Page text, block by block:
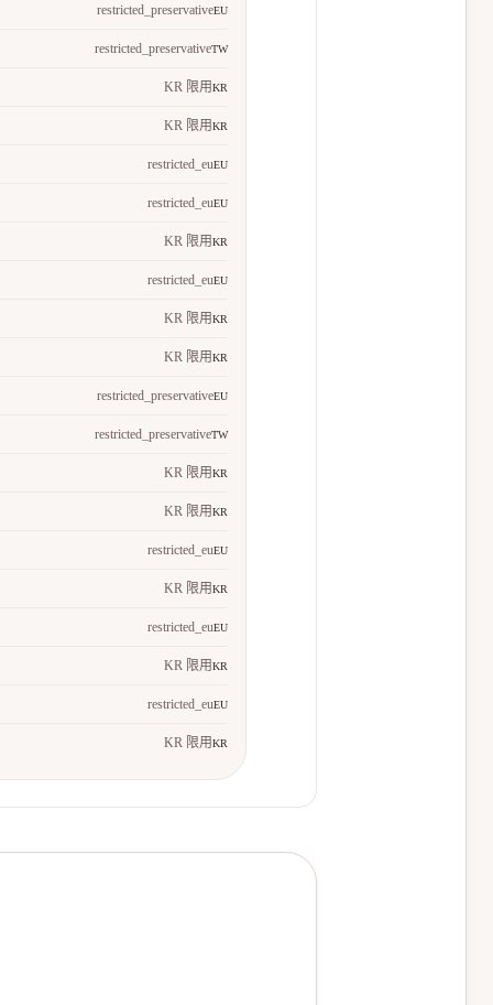
restricted_preservativeEU
restricted_preservativeTW
KR 限用KR
KR 限用KR
restricted_euEU
restricted_euEU
KR 限用KR
restricted_euEU
KR 限用KR
KR 限用KR
restricted_preservativeEU
restricted_preservativeTW
KR 限用KR
KR 限用KR
restricted_euEU
KR 限用KR
restricted_euEU
KR 限用KR
restricted_euEU
KR 限用KR